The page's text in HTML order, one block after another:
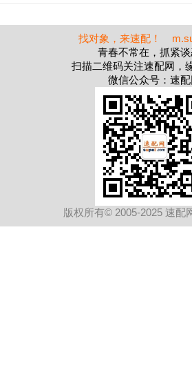
找对象，来速配！
青春不常在，抓紧
扫描二维码关注速配网，
微信公众号：速配
版权所有© 2005-2025 速配